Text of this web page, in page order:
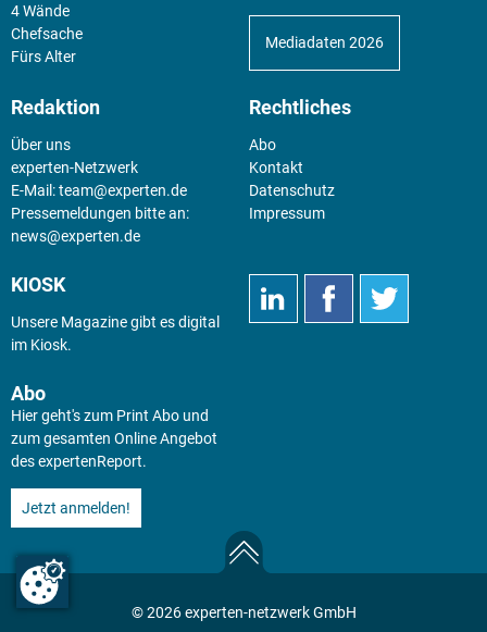
4 Wände
Chefsache
Fürs Alter
Mediadaten 2026
Redaktion
Über uns
experten-Netzwerk
E-Mail:team@experten.de
Pressemeldungen bitte an:
news@experten.de
Rechtliches
Abo
Kontakt
Datenschutz
Impressum
KIOSK
Unsere Magazine gibt es digital
im Kiosk.
Abo
Hier geht's zum Print Abo und
zum gesamten Online Angebot
des expertenReport.
Jetzt anmelden!
© 2026 experten-netzwerk GmbH